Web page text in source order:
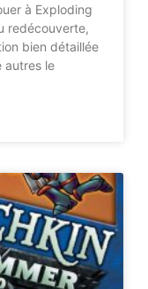
à Exploding
redécouverte,
bien détaillée
autres le